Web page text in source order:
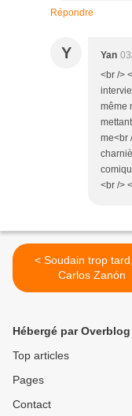
Répondre
Y Yan
<br />
même
me<br
<br />
< Soudain trop tard, de
Carlos Zanón
Hébergé par Overblog
Top articles
Pages
Contact